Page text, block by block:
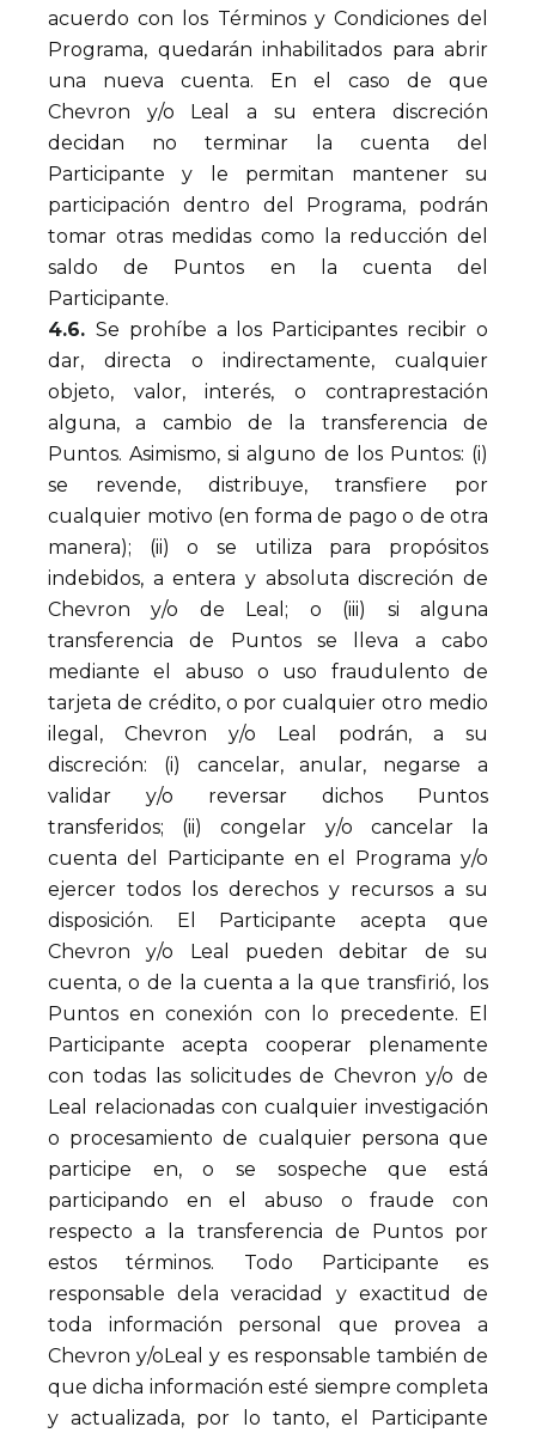
acuerdo con los Términos y Condiciones del
Programa, quedarán inhabilitados para abrir
una nueva cuenta. En el caso de que
Chevron y/o Leal a su entera discreción
decidan no terminar la cuenta del
Participante y le permitan mantener su
participación dentro del Programa, podrán
tomar otras medidas como la reducción del
saldo de Puntos en la cuenta del
Participante.
4.6. Se prohíbe a los Participantes recibir o
dar, directa o indirectamente, cualquier
objeto, valor, interés, o contraprestación
alguna, a cambio de la transferencia de
Puntos. Asimismo, si alguno de los Puntos: (i)
se revende, distribuye, transfiere por
cualquier motivo (en forma de pago o de otra
manera); (ii) o se utiliza para propósitos
indebidos, a entera y absoluta discreción de
Chevron y/o de Leal; o (iii) si alguna
transferencia de Puntos se lleva a cabo
mediante el abuso o uso fraudulento de
tarjeta de crédito, o por cualquier otro medio
ilegal, Chevron y/o Leal podrán, a su
discreción: (i) cancelar, anular, negarse a
validar y/o reversar dichos Puntos
transferidos; (ii) congelar y/o cancelar la
cuenta del Participante en el Programa y/o
ejercer todos los derechos y recursos a su
disposición. El Participante acepta que
Chevron y/o Leal pueden debitar de su
cuenta, o de la cuenta a la que transfirió, los
Puntos en conexión con lo precedente. El
Participante acepta cooperar plenamente
con todas las solicitudes de Chevron y/o de
Leal relacionadas con cualquier investigación
o procesamiento de cualquier persona que
participe en, o se sospeche que está
participando en el abuso o fraude con
respecto a la transferencia de Puntos por
estos términos. Todo Participante es
responsable dela veracidad y exactitud de
toda información personal que provea a
Chevron y/oLeal y es responsable también de
que dicha información esté siempre completa
y actualizada, por lo tanto, el Participante